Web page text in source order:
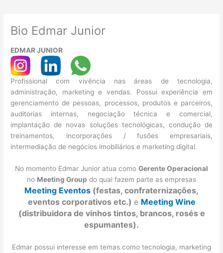
Bio Edmar Junior
EDMAR JUNIOR
Profissional com vivência nas áreas de tecnologia,
administração, marketing e vendas. Possui experiência em
gerenciamento de pessoas, processos, produtos e parceiros,
auditorias internas, negociação técnica e comercial,
implantação de novas soluções tecnológicas, condução de
treinamentos, incorporações / fusões empresariais,
intermediação de negócios imobiliários e marketing digital.
No momento Edmar Junior atua como Gerente Operacional
no Meeting Group do qual fazem parte as empresas
Meeting Eventos (festas, confraternizações,
eventos corporativos etc.) e Meeting Wine
(distribuidora de vinhos tintos, brancos, rosés e
espumantes).
Edmar possui interesse em temas como tecnologia, marketing